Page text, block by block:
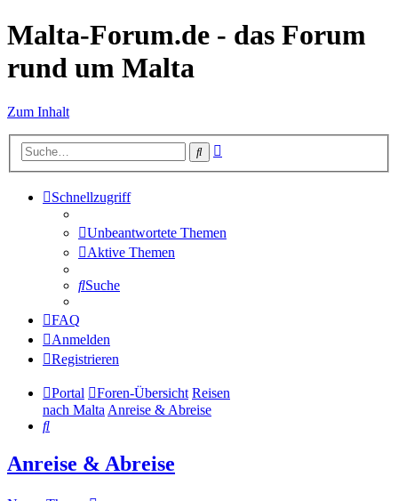
Malta-Forum.de - das Forum
rund um Malta
Zum Inhalt
Suche
Schnellzugriff
Unbeantwortete Themen
Aktive Themen
Suche
FAQ
Anmelden
Registrieren
Portal Foren-Übersicht Reisen
nach MaltaAnreise & Abreise
Suche
Anreise & Abreise